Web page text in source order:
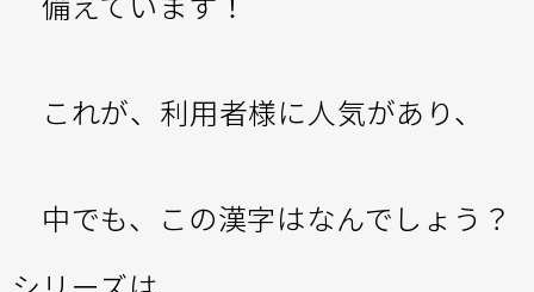
これが、利用者様に人気があり、
中でも、この漢字はなんでしょう？